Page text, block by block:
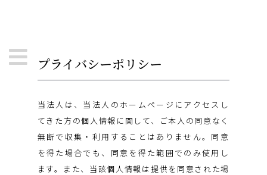
プライバシーポリシー
当法人は、当法人のホームページにアクセスし
てきた方の個人情報に関して、ご本人の同意なく
無断で収集・利用することはありません。同意
を得た場合でも、同意を得た範囲でのみ使用し
ます。また、当該個人情報は提供を同意された場